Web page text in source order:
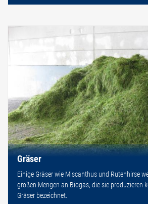
Gräser
Einige Gräser wie Miscanthus und Rutenhirse
großen Mengen an Biogas, die sie produzieren
Gräser bezeichnet.